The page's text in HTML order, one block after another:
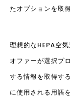
たオプションを取
理想的なHEPA空
オファーが選択プ
する情報を取得す
に使用される用語